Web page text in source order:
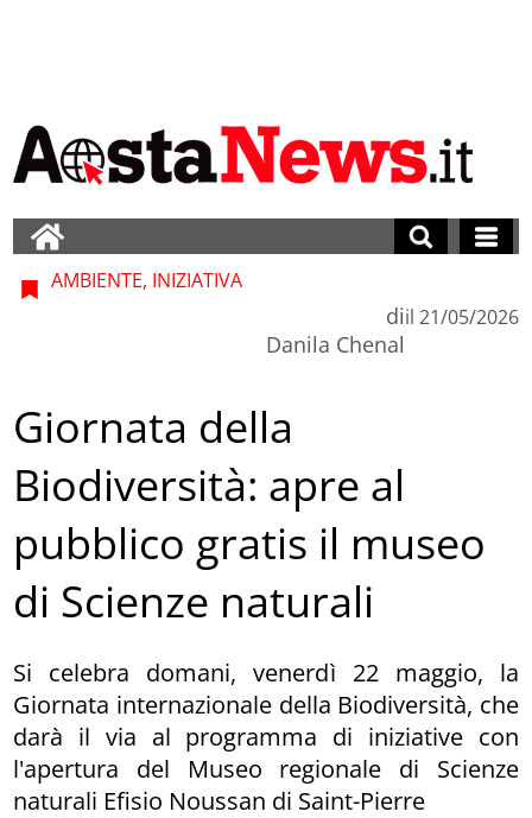
AMBIENTE, INIZIATIVA
di
Danila Chenal
il 21/05/2026
Giornata della
Biodiversità: apre al
pubblico gratis il museo
di Scienze naturali
Si celebra domani, venerdì 22 maggio, la
Giornata internazionale della Biodiversità, che
darà il via al programma di iniziative con
l'apertura del Museo regionale di Scienze
naturali Efisio Noussan di Saint-Pierre